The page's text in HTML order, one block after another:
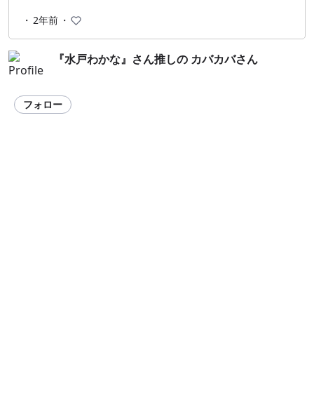
・ 2年前 ・
『水戸わかな』さん推しの カバカバさん
フォロー